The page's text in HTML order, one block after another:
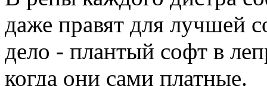
даже правят для лучшей
дело - плантый софт в
когда они сами платные.